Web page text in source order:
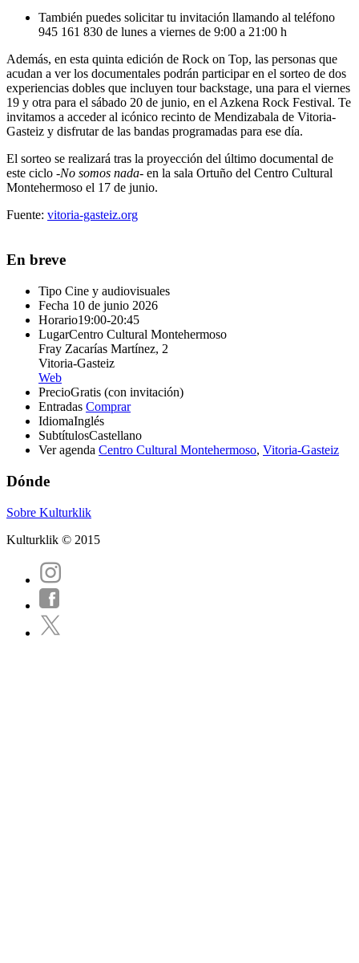
También puedes solicitar tu invitación llamando al teléfono
945 161 830 de lunes a viernes de 9:00 a 21:00 h
Además, en esta quinta edición de Rock on Top, las personas que
acudan a ver los documentales podrán participar en el sorteo de dos
experiencias dobles que incluyen tour backstage, una para el viernes
19 y otra para el sábado 20 de junio, en el Azkena Rock Festival. Te
invitamos a acceder al icónico recinto de Mendizabala de Vitoria-
Gasteiz y disfrutar de las bandas programadas para ese día.
El sorteo se realizará tras la proyección del último documental de
este ciclo -No somos nada- en la sala Ortuño del Centro Cultural
Montehermoso el 17 de junio.
Fuente: vitoria-gasteiz.org
En breve
Tipo Cine y audiovisuales
Fecha 10 de junio 2026
Horario19:00-20:45
LugarCentro Cultural Montehermoso
Fray Zacarías Martínez, 2
Vitoria-Gasteiz
Web
PrecioGratis (con invitación)
Entradas Comprar
IdiomaInglés
SubtítulosCastellano
Ver agenda Centro Cultural Montehermoso, Vitoria-Gasteiz
Dónde
Sobre Kulturklik
Kulturklik © 2015